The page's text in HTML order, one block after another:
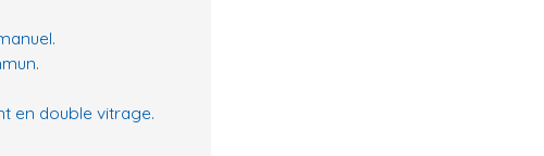
en double vitrage.